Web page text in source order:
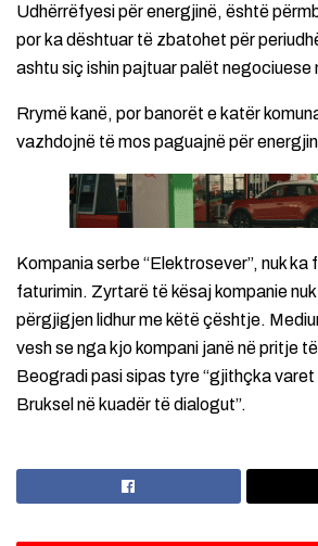
Udhërrëfyesi për energjinë, është
por ka dështuar të zbatohet për
ashtu siç ishin pajtuar palët negociuese
Rrymë kanë, por banorët e katër
vazhdojnë të mos paguajnë për
Kompania serbe “Elektrosever”, nuk ka
faturimin. Zyrtarë të kësaj kompanie
përgjigjen lidhur me këtë çështje.
vesh se nga kjo kompani janë në pritje
Beogradi pasi sipas tyre “gjithçka
Bruksel në kuadër të dialogut”.